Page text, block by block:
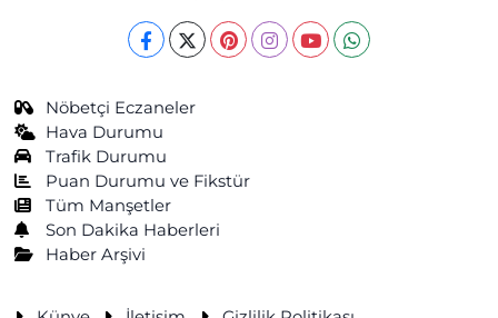
Nöbetçi Eczaneler
Hava Durumu
Trafik Durumu
Puan Durumu ve Fikstür
Tüm Manşetler
Son Dakika Haberleri
Haber Arşivi